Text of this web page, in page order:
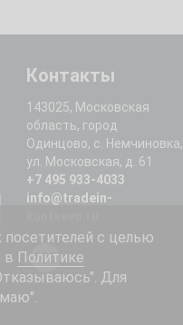
Контакты
143025, Московская
область, город
Одинцово, с. Немчиновка,
ул. Московская, д. 61
+7 495 933-4033
info@tradein-
с целью
в Политике
Для